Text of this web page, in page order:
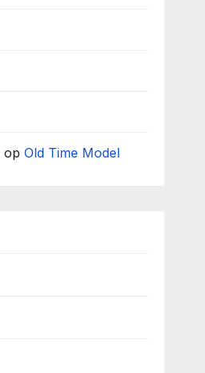
opOld Time Model